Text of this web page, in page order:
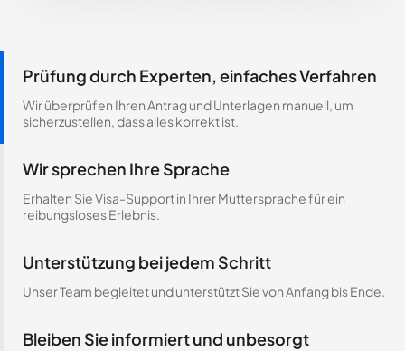
Prüfung durch Experten, einfaches Verfahren
Wir überprüfen Ihren Antrag und Unterlagen manuell, um
sicherzustellen, dass alles korrekt ist.
Wir sprechen Ihre Sprache
Erhalten Sie Visa-Support in Ihrer Muttersprache für ein
reibungsloses Erlebnis.
Unterstützung bei jedem Schritt
Unser Team begleitet und unterstützt Sie von Anfang bis Ende.
Bleiben Sie informiert und unbesorgt